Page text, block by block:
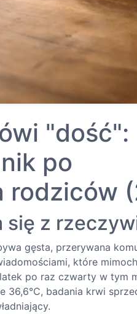
"dość":
po
rodziców
się z
gęsta, przerywana
które
po raz czwarty w tym
36,6°C, badania krwi